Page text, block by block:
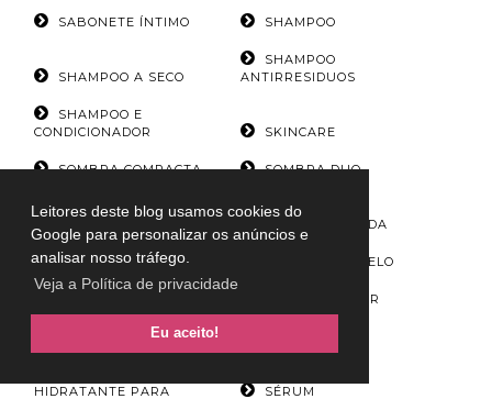
Leitores deste blog usamos cookies do
Google para personalizar os anúncios e
analisar nosso tráfego.
Veja a Política de privacidade
Eu aceito!
SABONETE ÍNTIMO SHAMPOO
SHAMPOO A SECO
SHAMPOO
ANTIRRESIDUOS
SHAMPOO E
CONDICIONADOR
SKINCARE
SOMBRA COMPACTA SOMBRA DUO
SOMBRA EM
SOMBRA LÍQUIDA
SOMBRA MINERAL SPRAY DE CABELO
SÉRUM CAPILAR
SÉRUM DE LIMPEZA
HIDRATANTE PARA
SÉRUM